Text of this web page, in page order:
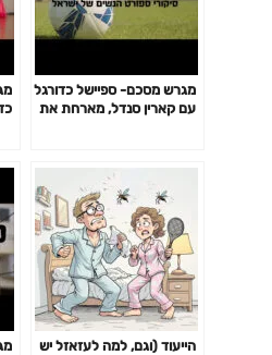
מגרש מסכם- ספיישל כדורגל
עם קארין סנדל, מארחת את
הייעוד (וגם, למה לעזאזל יש